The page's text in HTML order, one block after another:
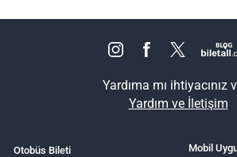
Yardıma mı ihtiyacınız
Yardım ve İletişim
Otobüs Bileti
Mobil